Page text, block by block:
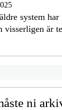
system
visserligen är
ni